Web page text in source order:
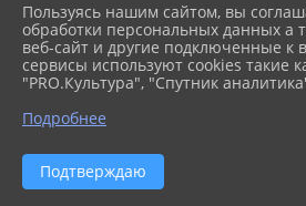
Пользуясь нашим сайтом, вы
обработки персональных данных а
веб-сайт и другие подключенные к
сервисы используют cookies такие
"PRO.Культура", "Спутник
Подробнее
Подтверждаю